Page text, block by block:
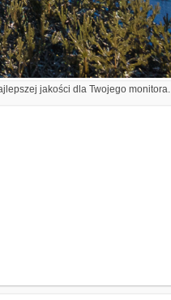
jakości dla Twojego monitora.